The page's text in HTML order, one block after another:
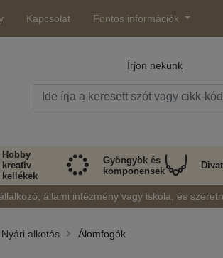
Kapcsolat Fontos információk
Írjon nekünk
Hobby
kreatív
kellékek
Gyöngyök és
komponensek
állami intézmény vagy iskola, és
Nyári alkotás Álomfogók